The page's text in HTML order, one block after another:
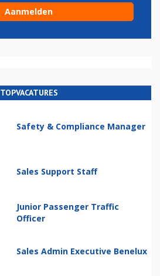
TOPVACATURES
Safety & Compliance Manager
Sales Support Staff
Junior Passenger Traffic
Officer
Sales Admin Executive Benelux